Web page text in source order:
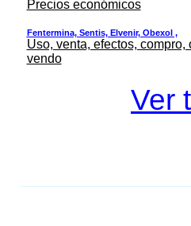
Precios económicos
Fentermina, Sentis, Elvenir, Obexol ,
Uso, venta, efectos, compro,
vendo
Ver